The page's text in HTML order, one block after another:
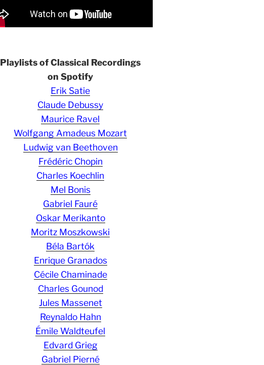
Playlists of Classical Recordings
on Spotify
Erik Satie
Claude Debussy
Maurice Ravel
Wolfgang Amadeus Mozart
Ludwig van Beethoven
Frédéric Chopin
Charles Koechlin
Mel Bonis
Gabriel Fauré
Oskar Merikanto
Moritz Moszkowski
Béla Bartók
Enrique Granados
Cécile Chaminade
Charles Gounod
Jules Massenet
Reynaldo Hahn
Émile Waldteufel
Edvard Grieg
Gabriel Pierné